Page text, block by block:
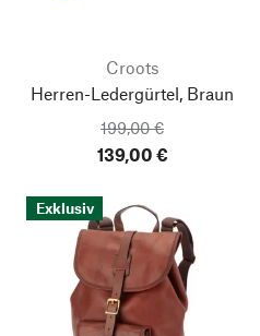
Croots
Herren-Ledergürtel, Braun
199,00 €
139,00 €
Exklusiv